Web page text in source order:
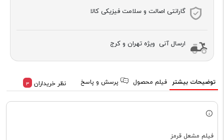
گارانتی اصالت و سلامت فیزیکی کالا
ارسال آنی ویژه تهران و کرج
توضیحات بیشتر فیلم محصول پرسش و پاسخ نظر خریداران 3
فیلم مشعل قرمز